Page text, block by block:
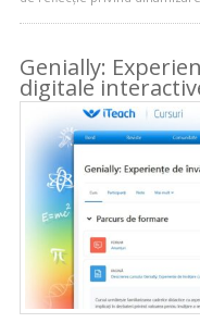
Genially:
digitale